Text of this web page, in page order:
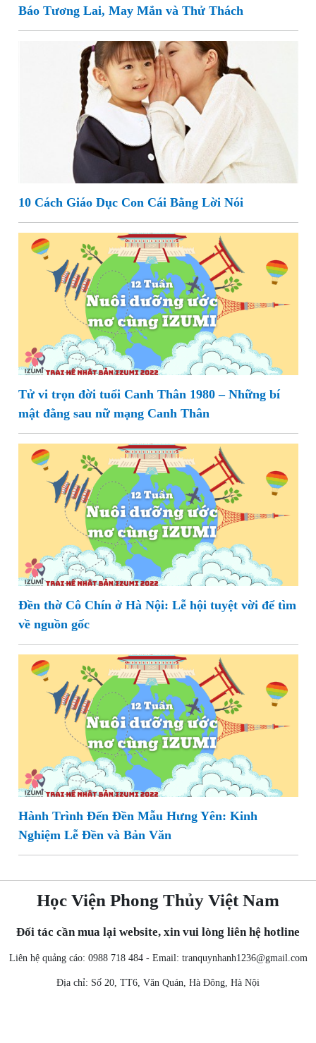
Báo Tương Lai, May Mắn và Thử Thách
10 Cách Giáo Dục Con Cái Bằng Lời Nói
Tử vi trọn đời tuổi Canh Thân 1980 – Những bí
mật đằng sau nữ mạng Canh Thân
Đền thờ Cô Chín ở Hà Nội: Lễ hội tuyệt vời để tìm
về nguồn gốc
Hành Trình Đến Đền Mẫu Hưng Yên: Kinh
Nghiệm Lễ Đền và Bản Văn
Học Viện Phong Thủy Việt Nam
Đối tác cần mua lại website, xin vui lòng liên hệ hotline
Liên hệ quảng cáo: 0988 718 484 - Email: tranquynhanh1236@gmail.com
Địa chỉ: Số 20, TT6, Văn Quán, Hà Đông, Hà Nội